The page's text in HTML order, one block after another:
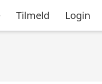
Tilmeld Login